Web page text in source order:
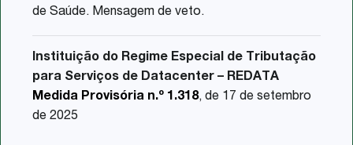
de Saúde. Mensagem de veto.
Instituição do Regime Especial de Tributação
para Serviços de Datacenter – REDATA
Medida Provisória n.º 1.318, de 17 de setembro
de 2025